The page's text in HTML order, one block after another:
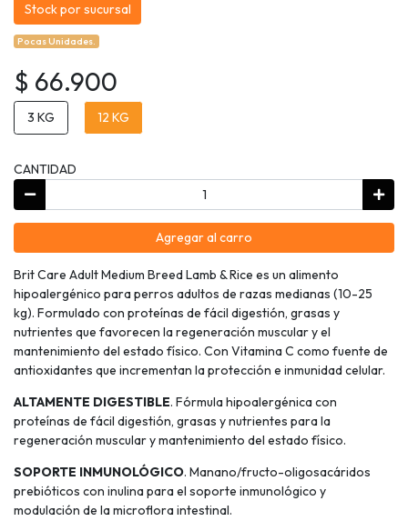
Stock por sucursal
Pocas Unidades.
$ 66.900
3 KG 12 KG
CANTIDAD
Agregar al carro
Brit Care Adult Medium Breed Lamb & Rice es un alimento
hipoalergénico para perros adultos de razas medianas (10-25
kg). Formulado con proteínas de fácil digestión, grasas y
nutrientes que favorecen la regeneración muscular y el
mantenimiento del estado físico. Con Vitamina C como fuente de
antioxidantes que incrementan la protección e inmunidad celular.
ALTAMENTE DIGESTIBLE. Fórmula hipoalergénica con
proteínas de fácil digestión, grasas y nutrientes para la
regeneración muscular y mantenimiento del estado físico.
SOPORTE INMUNOLÓGICO. Manano/fructo-oligosacáridos
prebióticos con inulina para el soporte inmunológico y
modulación de la microflora intestinal.